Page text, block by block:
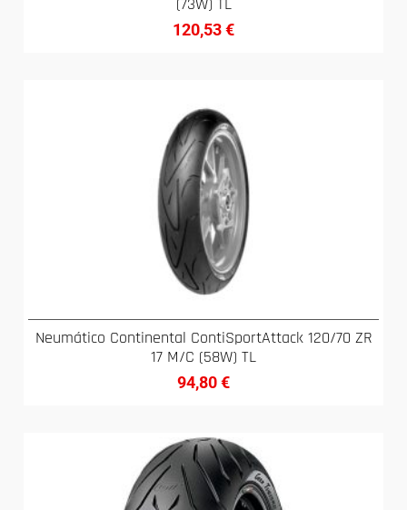
(73W) TL
120,53€
Neumático Continental ContiSportAttack 120/70 ZR
17 M/C (58W) TL
94,80€